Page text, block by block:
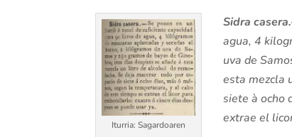
Iturria: Sagardoaren
Sidra
agua, 4
uva de
esta mezcla
siete à ocho
extrae el